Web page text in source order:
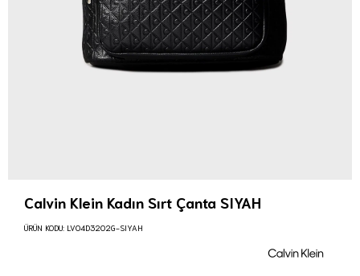
Calvin Klein Kadın Sırt Çanta SIYAH
ÜRÜN KODU: LV04D3202G-SIYAH